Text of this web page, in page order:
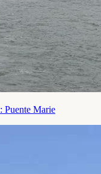
Puente Marie